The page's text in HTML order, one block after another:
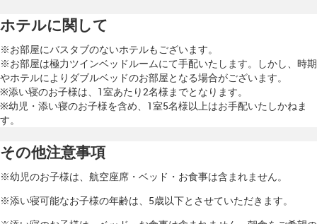
ホテルに関して
※お部屋にバスタブのないホテルもございます。
※お部屋は極力ツインベッドルームにて手配いたします。しかし、時期
やホテルによりダブルベッドのお部屋となる場合がございます。
※添い寝のお子様は、1室あたり2名様までとなります。
※幼児・添い寝のお子様を含め、1室5名様以上はお手配いたしかねま
す。
その他注意事項
※幼児のお子様は、航空座席・ベッド・お食事は含まれません。
※添い寝可能なお子様の年齢は、5歳以下とさせていただきます。